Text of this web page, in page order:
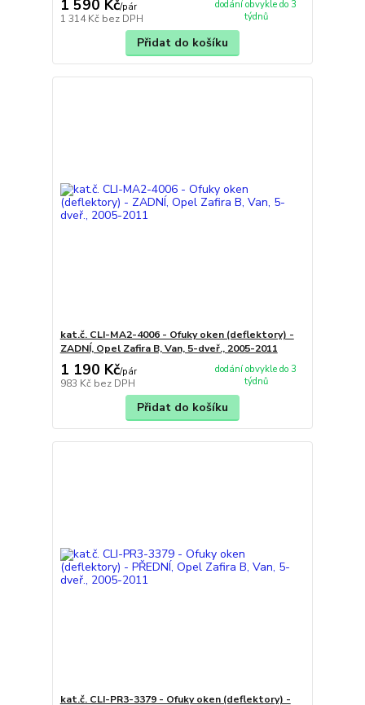
1 590 Kč/pár
1 314 Kč bez DPH
dodání obvykle do 3
týdnů
Přidat do košíku
kat.č. CLI-MA2-4006 - Ofuky oken (deflektory) -
ZADNÍ, Opel Zafira B, Van, 5-dveř., 2005-2011
1 190 Kč/pár
983 Kč bez DPH
dodání obvykle do 3
týdnů
Přidat do košíku
kat.č. CLI-PR3-3379 - Ofuky oken (deflektory) -